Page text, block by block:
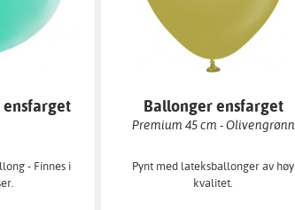
- Finnes i
Ballonger ensfarget
Premium 45 cm - Olivengrønn
Pynt med lateksballonger av høy
kvalitet.